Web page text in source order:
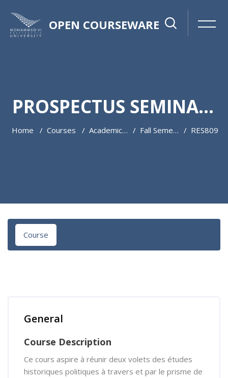
OPEN COURSEWARE
PROSPECTUS SEMINARS I
Home Courses Academic Year 2024 / 2025 Fall Semester RES809
Course
General
Course Description
Ce cours aspire à réunir deux volets des études
historiques politiques à travers et par le prisme de